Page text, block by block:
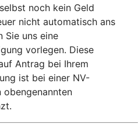
noch kein Geld
nicht automatisch ans
Sie uns eine
vorlegen. Diese
Antrag bei Ihrem
ist bei einer NV-
obengenannten